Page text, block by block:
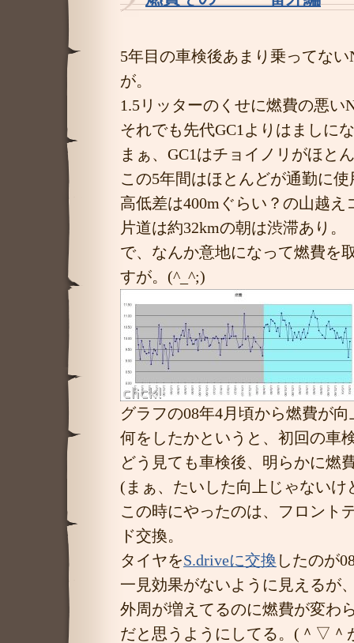
5年目の車検後あまり乗ってない
が。
1.5リッターのくせに燃費の悪い
それでも先代GC1よりはましに
まぁ、GC1はチョイノリがほと
この5年間はほとんどが通勤に使
高低差は400mぐらい？の山越え
片道は約32kmの朝は渋滞あり。
で、なんか意地になって燃費を
すが。(^_^;)
グラフの08年4月頃から燃費が
何をしたかというと、初回の車
どう見ても車検後、明らかに燃
(まぁ、たいした向上じゃないけ
この時にやったのは、フロント
ド交換。
タイヤをS.driveに交換 したのが
一見効果がないように見えるが
外周が増えてるのに燃費が変わ
だと思うようにしてる。(＾▽＾